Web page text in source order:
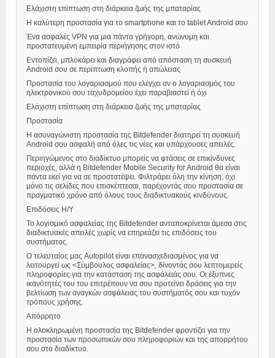
Ελάχιστη επίπτωση στη διάρκεια ζωής της μπαταρίας
Η καλύτερη προστασία για το smartphone και το tablet Android σου
Ένα ασφαλές VPN για μια πάντα γρήγορη, ανώνυμη και
προστατευμένη εμπειρία περιήγησης στον ιστό
Εντοπίζει, μπλοκάρει και διαγράφει από απόσταση τη συσκευή
Android σου σε περίπτωση κλοπής ή απώλειας
Προστασία του λογαριασμού που ελέγχει αν ο λογαριασμός του
ηλεκτρονικού σου ταχυδρομείου έχει παραβιαστεί ή όχι
Ελάχιστη επίπτωση στη διάρκεια ζωής της μπαταρίας
Προστασία
Η ασυναγώνιστη προστασία της Bitdefender διατηρεί τη συσκευή
Android σου ασφαλή από όλες τις νέες και υπάρχουσες απειλές.
Περιηγώμενος στο διαδίκτυο μπορείς να φτάσεις σε επικίνδυνες
περιοχές, αλλά η Bitdefender Mobile Security for Android θα είναι
πάντα εκεί για να σε προστατέψει. Φιλτράρει όλη την κίνηση, όχι
μόνο τις σελίδες που επισκέπτεσαι, παρέχοντάς σου προστασία σε
πραγματικό χρόνο από όλους τους διαδικτυακούς κινδύνους.
Επιδόσεις Η/Υ
Το λογισμικό ασφαλείας της Bitdefender ανταποκρίνεται άμεσα στις
διαδικτυακές απειλές χωρίς να επηρεάζει τις επιδόσεις του
συστήματος.
Ο τελευταίος μας Autopilot είναι επανασχεδιασμένος για να
λειτουργεί ως <Σύμβουλος ασφαλείας>, δίνοντάς σου λεπτομερείς
πληροφορίες για την κατάσταση της ασφάλειάς σου. Οι έξυπνες
ικανότητές του του επιτρέπουν να σου προτείνει δράσεις για την
βελτίωση των αναγκών ασφάλειας του συστήματός σου και τυχόν
τρόπους χρήσης.
Απόρρητο
Η ολοκληρωμένη προστασία της Bitdefender φροντίζει για την
προστασία των προσωπικών σου πληροφοριών και της απορρήτου
σου στο διαδίκτυο.